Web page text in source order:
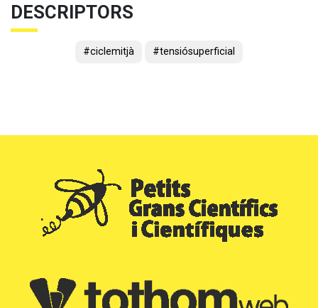
DESCRIPTORS
#ciclemitjà #tensiósuperficial